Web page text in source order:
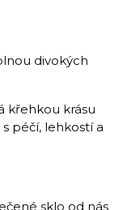
divokých
křehkou krásu
péčí, lehkostí a
sklo od nás